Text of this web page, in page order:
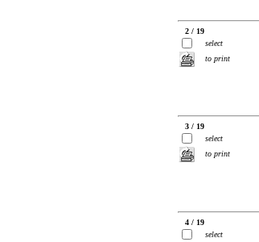
2 / 19
select
to print
3 / 19
select
to print
4 / 19
select